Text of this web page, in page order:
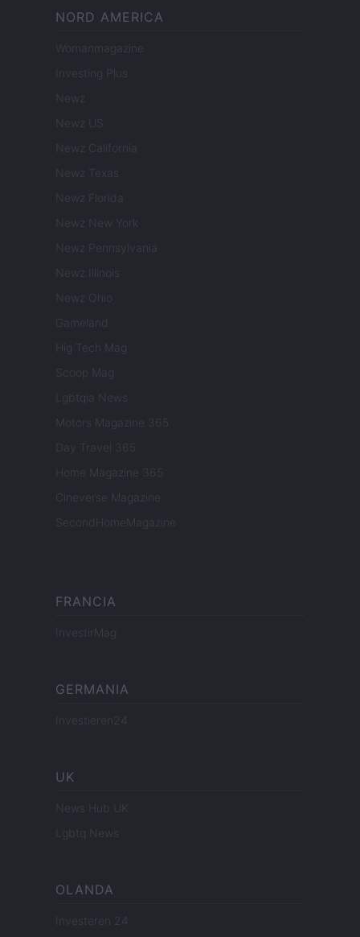
NORD AMERICA
Womanmagazine
Investing Plus
Newz
Newz US
Newz California
Newz Texas
Newz Florida
Newz New York
Newz Pennsylvania
Newz Illinois
Newz Ohio
Gameland
Hig Tech Mag
Scoop Mag
Lgbtqia News
Motors Magazine 365
Day Travel 365
Home Magazine 365
Cineverse Magazine
SecondHomeMagazine
FRANCIA
InvestirMag
GERMANIA
Investieren24
UK
News Hub UK
Lgbtq News
OLANDA
Investeren 24